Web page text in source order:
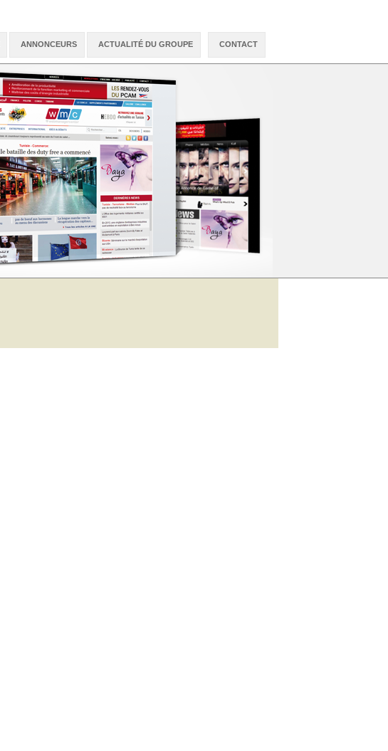
ANNONCEURS ACTUALITÉ DU GROUPE CONTACT